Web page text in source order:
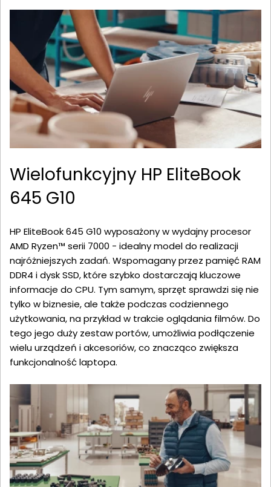
Wielofunkcyjny HP EliteBook
645 G10
HP EliteBook 645 G10 wyposażony w wydajny procesor
AMD Ryzen™ serii 7000 - idealny model do realizacji
najróżniejszych zadań. Wspomagany przez pamięć RAM
DDR4 i dysk SSD, które szybko dostarczają kluczowe
informacje do CPU. Tym samym, sprzęt sprawdzi się nie
tylko w biznesie, ale także podczas codziennego
użytkowania, na przykład w trakcie oglądania filmów. Do
tego jego duży zestaw portów, umożliwia podłączenie
wielu urządzeń i akcesoriów, co znacząco zwiększa
funkcjonalność laptopa.